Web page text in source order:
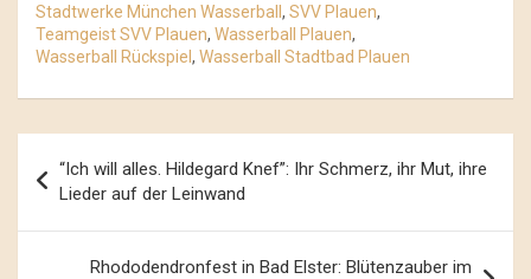
Stadtwerke München Wasserball , SVV Plauen,
Teamgeist SVV Plauen, Wasserball Plauen,
Wasserball Rückspiel , Wasserball Stadtbad Plauen
Navigation
“Ich will alles. Hildegard Knef”: Ihr Schmerz, ihr Mut, ihre
Lieder auf der Leinwand
Rhododendronfest in Bad Elster: Blütenzauber im